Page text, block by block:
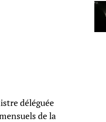
déléguée
de la